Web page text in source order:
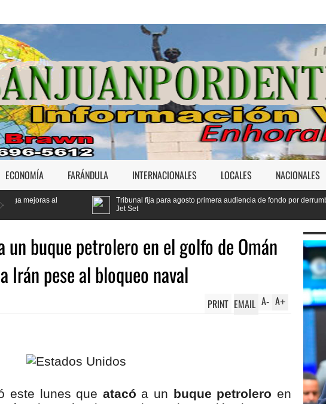
ECONOMÍA FARÁNDULA INTERNACIONALES LOCALES NACIONALES
Tribunal fija para agosto primera audiencia de fondo por derrumbe del
Yeni
un buque petrolero en el golfo de Omán
Irán pese al bloqueo naval
A+
A-
PRINT EMAIL
este lunes que atacó a un buque petrolero en